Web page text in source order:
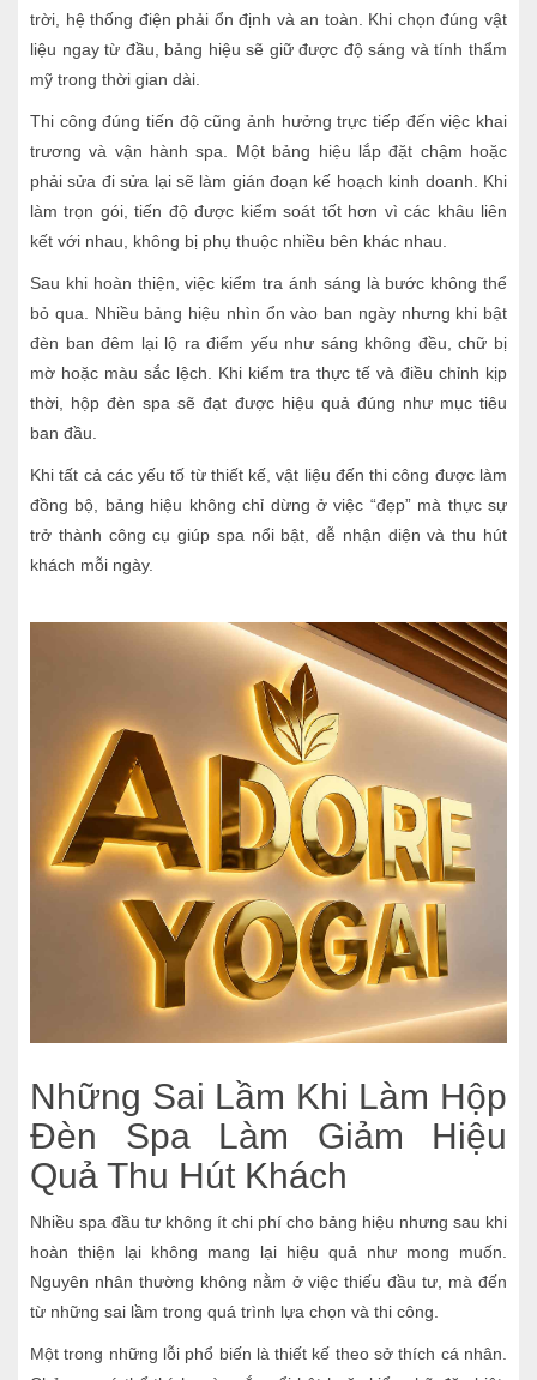
trời, hệ thống điện phải ổn định và an toàn. Khi chọn đúng vật
liệu ngay từ đầu, bảng hiệu sẽ giữ được độ sáng và tính thẩm
mỹ trong thời gian dài.
Thi công đúng tiến độ cũng ảnh hưởng trực tiếp đến việc khai
trương và vận hành spa. Một bảng hiệu lắp đặt chậm hoặc
phải sửa đi sửa lại sẽ làm gián đoạn kế hoạch kinh doanh. Khi
làm trọn gói, tiến độ được kiểm soát tốt hơn vì các khâu liên
kết với nhau, không bị phụ thuộc nhiều bên khác nhau.
Sau khi hoàn thiện, việc kiểm tra ánh sáng là bước không thể
bỏ qua. Nhiều bảng hiệu nhìn ổn vào ban ngày nhưng khi bật
đèn ban đêm lại lộ ra điểm yếu như sáng không đều, chữ bị
mờ hoặc màu sắc lệch. Khi kiểm tra thực tế và điều chỉnh kịp
thời, hộp đèn spa sẽ đạt được hiệu quả đúng như mục tiêu
ban đầu.
Khi tất cả các yếu tố từ thiết kế, vật liệu đến thi công được làm
đồng bộ, bảng hiệu không chỉ dừng ở việc “đẹp” mà thực sự
trở thành công cụ giúp spa nổi bật, dễ nhận diện và thu hút
khách mỗi ngày.
Những Sai Lầm Khi Làm Hộp
Đèn Spa Làm Giảm Hiệu
Quả Thu Hút Khách
Nhiều spa đầu tư không ít chi phí cho bảng hiệu nhưng sau khi
hoàn thiện lại không mang lại hiệu quả như mong muốn.
Nguyên nhân thường không nằm ở việc thiếu đầu tư, mà đến
từ những sai lầm trong quá trình lựa chọn và thi công.
Một trong những lỗi phổ biến là thiết kế theo sở thích cá nhân.